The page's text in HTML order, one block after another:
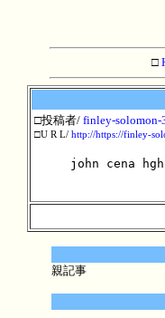
□
□投稿者/ finley-solomon-
□U R L/ http://https://finley-
john cena
親記事